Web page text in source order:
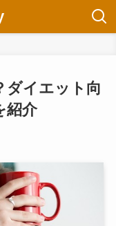
ダイエット向
紹介